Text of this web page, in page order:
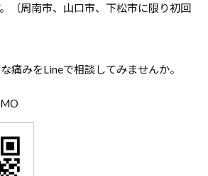
（周南市、山口市、下松市に限り初回
痛みをLineで相談してみませんか。